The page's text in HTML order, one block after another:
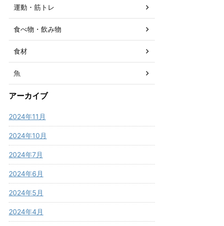
運動・筋トレ
食べ物・飲み物
食材
魚
アーカイブ
2024年11月
2024年10月
2024年7月
2024年6月
2024年5月
2024年4月